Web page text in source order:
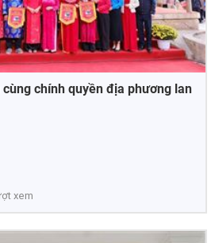
cùng chính quyền địa phương lan
xem